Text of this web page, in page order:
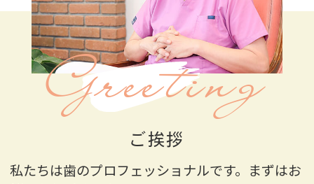
Greeting
ご挨拶
私たちは歯のプロフェッショナルです。まずはお